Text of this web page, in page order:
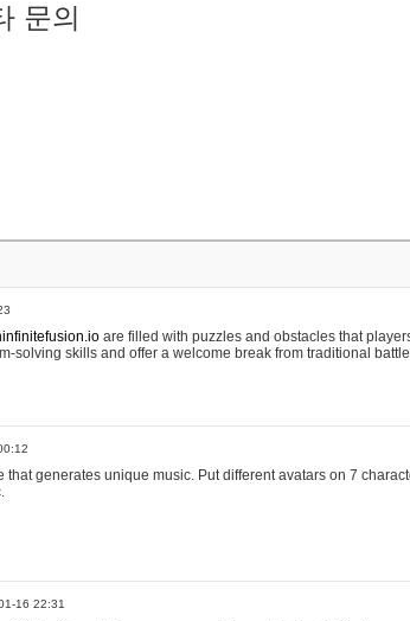
문의
are filled with puzzles and obstacles that
solving skills and offer a welcome break from traditional
that generates unique music. Put different avatars on 7
16 22:31